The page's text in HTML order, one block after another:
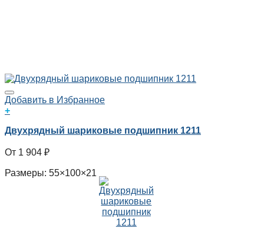
Добавить в Избранное
+
Двухрядный шариковые подшипник 1211
1 904 ₽
Размеры: 55×100×21